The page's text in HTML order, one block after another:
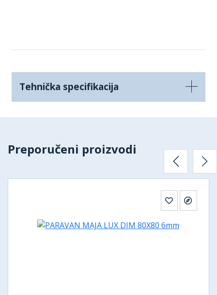
Tehnička specifikacija
Preporučeni proizvodi